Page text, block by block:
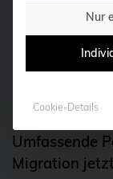
17 JULI 2026
DebConf
Umfassende
Migration
Nur
Cookie-Details